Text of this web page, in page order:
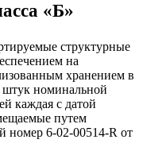
«Б»
структурные
на
хранением в
штук номинальной
каждая с датой
путем
номер 6-02-00514-R от